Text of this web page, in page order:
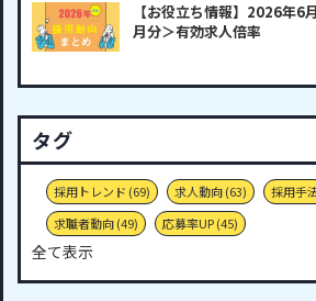
【お役立ち情報】2026年
月分＞有効求人倍率
タグ
採用トレンド (69) 求人動向(63) 採用手
求職者動向(49) 応募率UP(45)
全て表示